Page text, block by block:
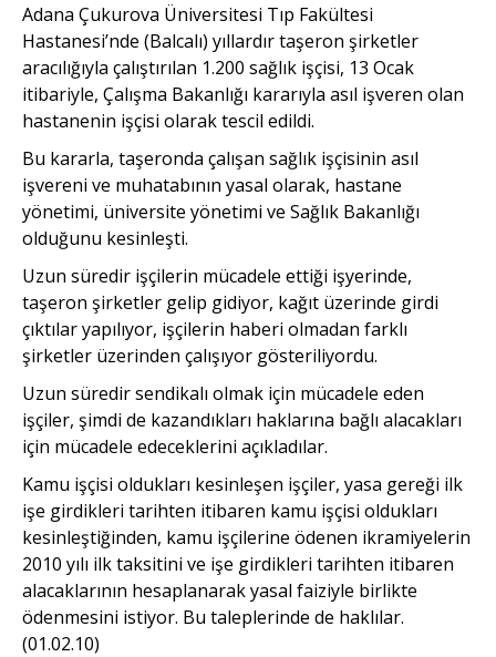
Adana Çukurova Üniversitesi Tıp Fakültesi
Hastanesi’nde (Balcalı) yıllardır taşeron şirketler
aracılığıyla çalıştırılan 1.200 sağlık işçisi, 13 Ocak
itibariyle, Çalışma Bakanlığı kararıyla asıl işveren olan
hastanenin işçisi olarak tescil edildi.
Bu kararla, taşeronda çalışan sağlık işçisinin asıl
işvereni ve muhatabının yasal olarak, hastane
yönetimi, üniversite yönetimi ve Sağlık Bakanlığı
olduğunu kesinleşti.
Uzun süredir işçilerin mücadele ettiği işyerinde,
taşeron şirketler gelip gidiyor, kağıt üzerinde girdi
çıktılar yapılıyor, işçilerin haberi olmadan farklı
şirketler üzerinden çalışıyor gösteriliyordu.
Uzun süredir sendikalı olmak için mücadele eden
işçiler, şimdi de kazandıkları haklarına bağlı alacakları
için mücadele edeceklerini açıkladılar.
Kamu işçisi oldukları kesinleşen işçiler, yasa gereği ilk
işe girdikleri tarihten itibaren kamu işçisi oldukları
kesinleştiğinden, kamu işçilerine ödenen ikramiyelerin
2010 yılı ilk taksitini ve işe girdikleri tarihten itibaren
alacaklarının hesaplanarak yasal faiziyle birlikte
ödenmesini istiyor. Bu taleplerinde de haklılar.
(01.02.10)